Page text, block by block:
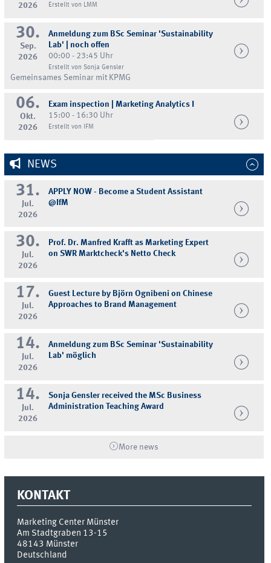
2026
Erstellt von LMM
30.
Sep.
2026
Anmeldung zum BSc Seminar 'Sustainability
Lab' | noch offen
00:00 - 23:45 Uhr
Erstellt von Sonja Gensler
Gemeinsames Seminar mit KPMG
06.
Okt.
2026
Exam inspection | Marketing Analytics I
15:00 - 16:30 Uhr
Erstellt von IFM
NEWS
31.
Jul.
2026
APPLY NOW - Become a Student Assistant
@IfM
30.
Jul.
2026
Prof. Dr. Manfred Krafft as Marketing Expert
on SWR Marktcheck's Netto Check
17.
Jul.
2026
Guest Lecture by Björn Ognibeni on Chinese
Approaches to Brand Management
14.
Jul.
2026
Anmeldung zum BSc Seminar 'Sustainability
Lab' möglich
14.
Jul.
2026
Sonja Gensler received the MSc Business
Administration Teaching Award
More news
KONTAKT
Marketing Center Münster
Am Stadtgraben 13-15
48143 Münster
Deutschland